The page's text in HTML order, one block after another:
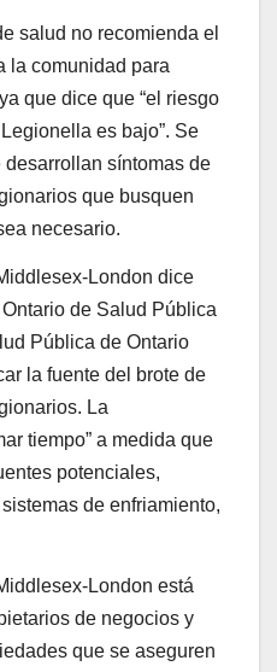
salud no recomienda el
la comunidad para
que dice que “el riesgo
es bajo”. Se
síntomas de
que busquen
necesario.
London dice
de Salud Pública
Pública de Ontario
la fuente del brote de
La
tiempo” a medida que
potenciales,
de enfriamiento,
London está
de negocios y
que se aseguren